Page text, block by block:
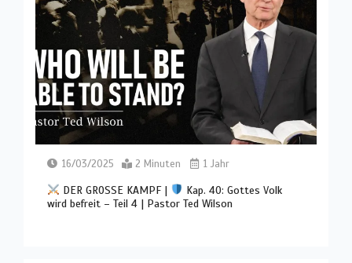
16/03/2025 2 Minuten 1 Jahr
DER GROSSE KAMPF |
Kap. 40: Gottes Volk
wird befreit – Teil 4 | Pastor Ted Wilson